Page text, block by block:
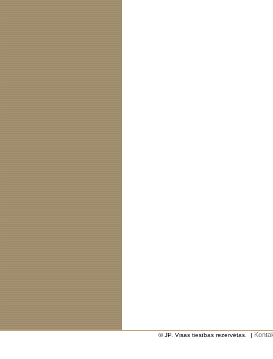
© JP. Visas tiesības rezervētas. |